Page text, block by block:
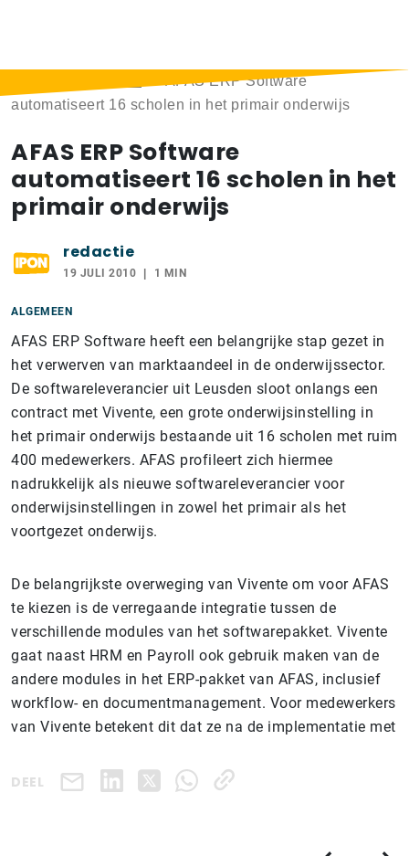
AFAS ERP Software
automatiseert 16 scholen in het primair onderwijs
AFAS ERP Software
automatiseert 16 scholen in het
primair onderwijs
redactie
19 JULI 2010 1 MIN
ALGEMEEN
AFAS ERP Software heeft een belangrijke stap gezet in
het verwerven van marktaandeel in de onderwijssector.
De softwareleverancier uit Leusden sloot onlangs een
contract met Vivente, een grote onderwijsinstelling in
het primair onderwijs bestaande uit 16 scholen met ruim
400 medewerkers. AFAS profileert zich hiermee
nadrukkelijk als nieuwe softwareleverancier voor
onderwijsinstellingen in zowel het primair als het
voortgezet onderwijs.
De belangrijkste overweging van Vivente om voor AFAS
te kiezen is de verregaande integratie tussen de
verschillende modules van het softwarepakket. Vivente
gaat naast HRM en Payroll ook gebruik maken van de
andere modules in het ERP-pakket van AFAS, inclusief
workflow- en documentmanagement. Voor medewerkers
van Vivente betekent dit dat ze na de implementatie met
DEEL